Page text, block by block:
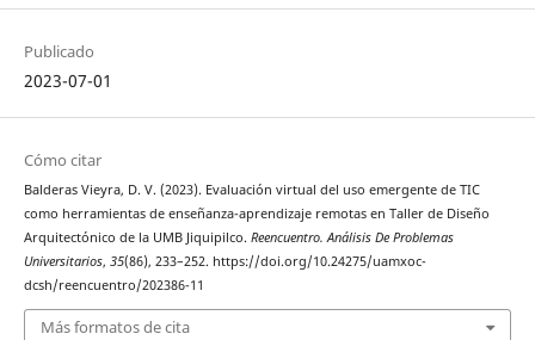
Publicado
2023-07-01
Cómo citar
Balderas Vieyra, D. V. (2023). Evaluación virtual del uso emergente de TIC
como herramientas de enseñanza-aprendizaje remotas en Taller de Diseño
Arquitectónico de la UMB Jiquipilco. Reencuentro. Análisis De Problemas
Universitarios, 35(86), 233–252. https://doi.org/10.24275/uamxoc-
dcsh/reencuentro/202386-11
Más formatos de cita